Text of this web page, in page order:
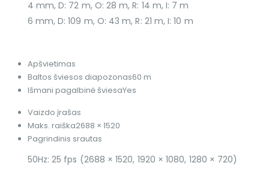
4 mm, D: 72 m, O: 28 m, R: 14 m, I: 7 m
6 mm, D: 109 m, O: 43 m, R: 21 m, I: 10 m
Apšvietimas
Baltos šviesos diapozonas60 m
Išmani pagalbinė šviesaYes
Vaizdo įrašas
Maks. raiška2688 × 1520
Pagrindinis srautas
50Hz: 25 fps (2688 × 1520, 1920 × 1080, 1280 × 720)